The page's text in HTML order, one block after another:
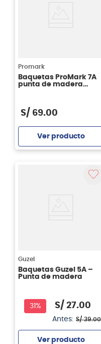
Promark
Baquetas ProMark 7A
punta de madera
S/ 69.00
Ver producto
Guzel
Baquetas Guzel 5A –
Punta de madera
31% S/ 27.00
Antes: S/ 39.00
Ver producto